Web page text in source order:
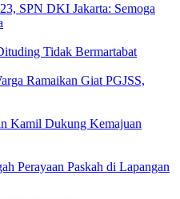
SPN DKI Jakarta: Semoga
Tidak Bermartabat
Ramaikan Giat PGJSS,
Kamil Dukung Kemajuan
Perayaan Paskah di Lapangan